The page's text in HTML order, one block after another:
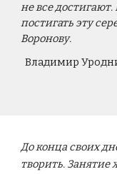
не все
постигать эту
Воронову.
Владимир
До конца своих
творить.